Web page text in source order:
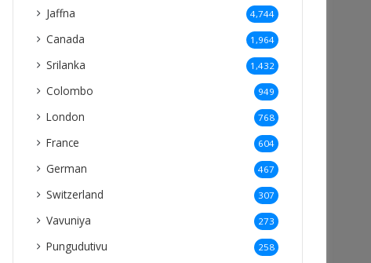
Jaffna 4,744
Canada 1,964
Srilanka 1,432
Colombo 949
London 768
France 604
German 467
Switzerland 307
Vavuniya 273
Pungudutivu 258